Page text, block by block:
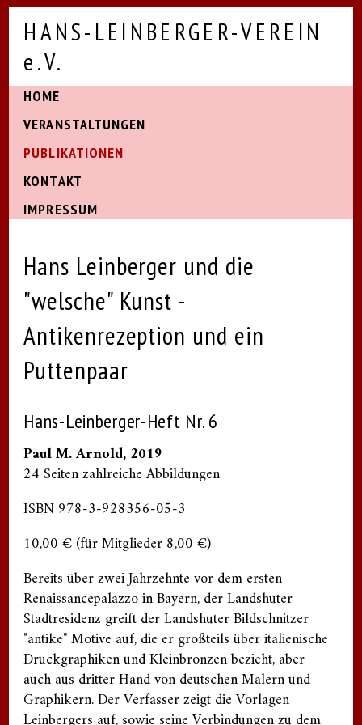
HANS-LEINBERGER-VEREIN
e.V.
HOME
VERANSTALTUNGEN
PUBLIKATIONEN
KONTAKT
IMPRESSUM
Hans Leinberger und die
"welsche" Kunst -
Antikenrezeption und ein
Puttenpaar
Hans-Leinberger-Heft Nr. 6
Paul M. Arnold, 2019
24 Seiten zahlreiche Abbildungen
ISBN 978-3-928356-05-3
10,00 € (für Mitglieder 8,00 €)
Bereits über zwei Jahrzehnte vor dem ersten
Renaissancepalazzo in Bayern, der Landshuter
Stadtresidenz greift der Landshuter Bildschnitzer
"antike" Motive auf, die er großteils über italienische
Druckgraphiken und Kleinbronzen bezieht, aber
auch aus dritter Hand von deutschen Malern und
Graphikern. Der Verfasser zeigt die Vorlagen